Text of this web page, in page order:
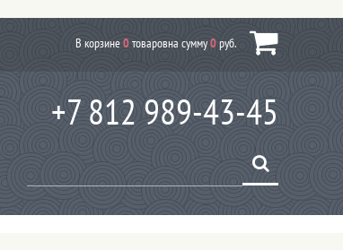
В корзине0товаровна сумму0руб.
+7 812 989-43-45